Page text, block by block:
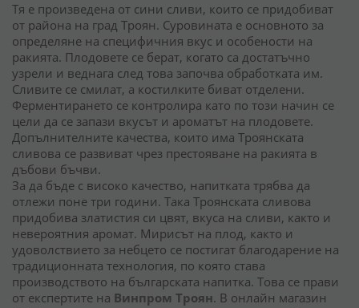
Тя е произведена от сини сливи, които се придобиват
от района на град Троян. Суровината е основното за
определяне на специфичния вкус и особености на
ракията. Плодовете се берат, когато са достатъчно
узрели и веднага след това започва обработката им.
Сливите се смилат, а костилките биват отделени.
Ферментирането се контролира като по този начин се
цели да се запази вкусът и ароматът на плодовете.
Допълнителните качества, които има Троянската
сливова се развиват чрез престояване на ракията в
дъбови бъчви.
За да бъде с високо качество, напитката трябва да
отлежи поне три години. Така Троянската сливова
придобива златистия си цвят, вкуса на сливи, както и
невероятния аромат. Мирисът на плод, както и
удоволствието за небцето се постигат благодарение на
традиционната технология, по която става
производството на българската напитка. Това се прави
от експертите на Винпром Троян. В онлайн магазин